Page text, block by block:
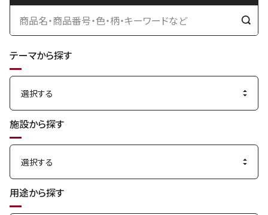
検
テーマから探す
施設から探す
用途から探す